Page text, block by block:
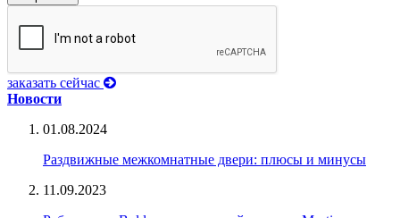
заказать сейчас
Новости
01.08.2024
Раздвижные межкомнатные двери: плюсы и минусы
11.09.2023